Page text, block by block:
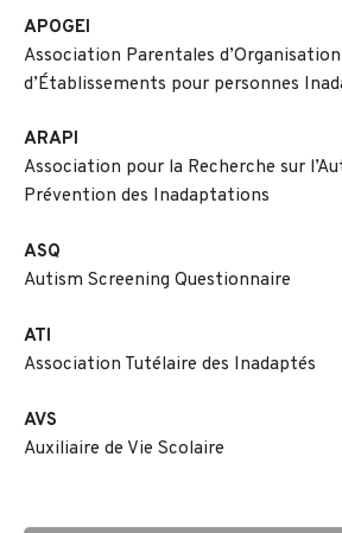
APOGEI
Association Parentales
d’Établissements pour personnes
ARAPI
Association pour la Recherche sur
Prévention des Inadaptations
ASQ
Autism Screening Questionnaire
ATI
Association Tutélaire des Inadaptés
AVS
Auxiliaire de Vie Scolaire